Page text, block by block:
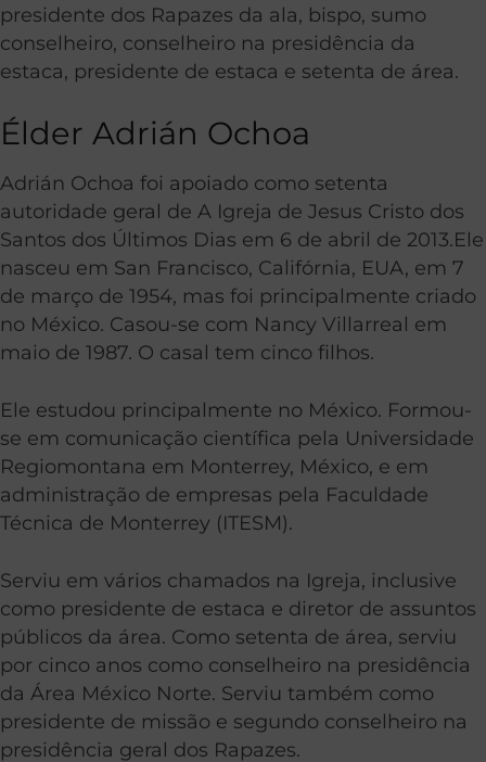
presidente dos Rapazes da ala, bispo, sumo
conselheiro, conselheiro na presidência da
estaca, presidente de estaca e setenta de área.
Élder Adrián Ochoa
Adrián Ochoa foi apoiado como setenta
autoridade geral de A Igreja de Jesus Cristo dos
Santos dos Últimos Dias em 6 de abril de 2013.Ele
nasceu em San Francisco, Califórnia, EUA, em 7
de março de 1954, mas foi principalmente criado
no México. Casou-se com Nancy Villarreal em
maio de 1987. O casal tem cinco filhos.
Ele estudou principalmente no México. Formou-
se em comunicação científica pela Universidade
Regiomontana em Monterrey, México, e em
administração de empresas pela Faculdade
Técnica de Monterrey (ITESM).
Serviu em vários chamados na Igreja, inclusive
como presidente de estaca e diretor de assuntos
públicos da área. Como setenta de área, serviu
por cinco anos como conselheiro na presidência
da Área México Norte. Serviu também como
presidente de missão e segundo conselheiro na
presidência geral dos Rapazes.